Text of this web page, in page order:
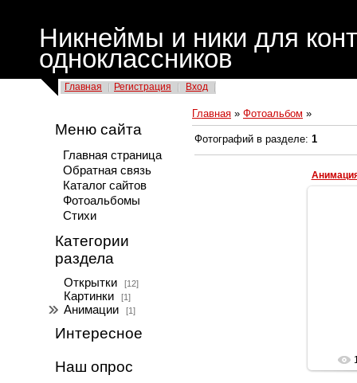
Никнеймы и ники для
одноклассников
Главная Регистрация Вход
Меню сайта
Главная страница
Обратная связь
Каталог сайтов
Фотоальбомы
Стихи
Категории
раздела
Открытки [12]
Картинки [1]
Анимации [1]
Интересное
Наш опрос
Главная » Фотоальбом »
Фотографий в разделе: 1